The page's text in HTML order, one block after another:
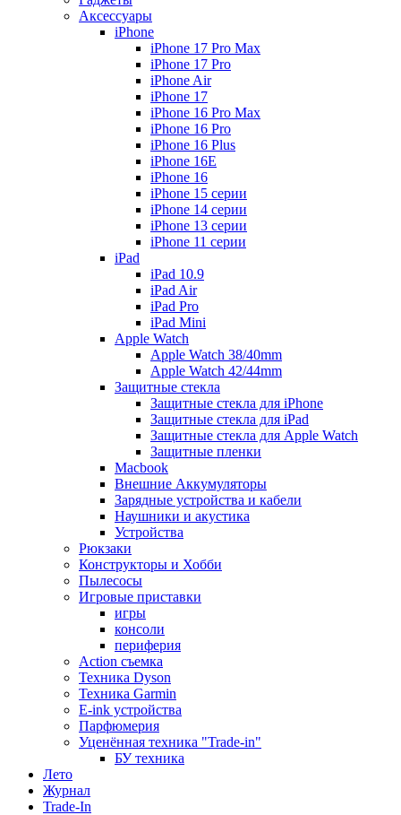
Аксессуары
iPhone
iPhone 17 Pro Max
iPhone 17 Pro
iPhone Air
iPhone 17
iPhone 16 Pro Max
iPhone 16 Pro
iPhone 16 Plus
iPhone 16E
iPhone 16
iPhone 15 серии
iPhone 14 серии
iPhone 13 серии
iPhone 11 серии
iPad
iPad 10.9
iPad Air
iPad Pro
iPad Mini
Apple Watch
Apple Watch 38/40mm
Apple Watch 42/44mm
Защитные стекла
Защитные стекла для iPhone
Защитные стекла для iPad
Защитные стекла для Apple Watch
Защитные пленки
Macbook
Внешние Аккумуляторы
Зарядные устройства и кабели
Наушники и акустика
Устройства
Рюкзаки
Конструкторы и Хобби
Пылесосы
Игровые приставки
игры
консоли
периферия
Action съемка
Техника Dyson
Техника Garmin
E-ink устройства
Парфюмерия
Уценённая техника "Trade-in"
БУ техника
Лето
Журнал
Trade-In